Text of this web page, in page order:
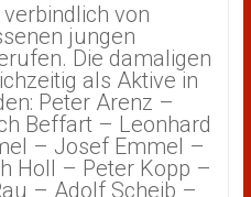
von
jungen
Die damaligen
als Aktive in
Peter Arenz –
Beffart – Leonhard
– Josef Emmel –
Holl – Peter Kopp –
– Adolf Scheib –